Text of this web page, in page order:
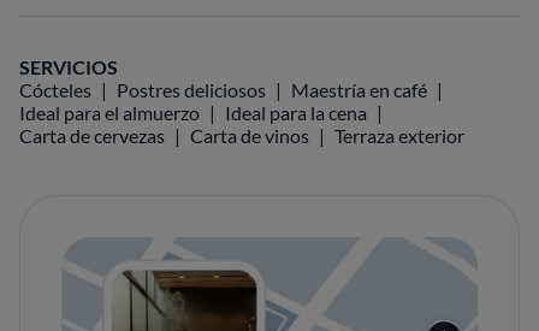
SERVICIOS
Cócteles
Postres deliciosos
Maestría en café
Ideal para el almuerzo
Ideal para la cena
Carta de cervezas
Carta de vinos Terraza exterior